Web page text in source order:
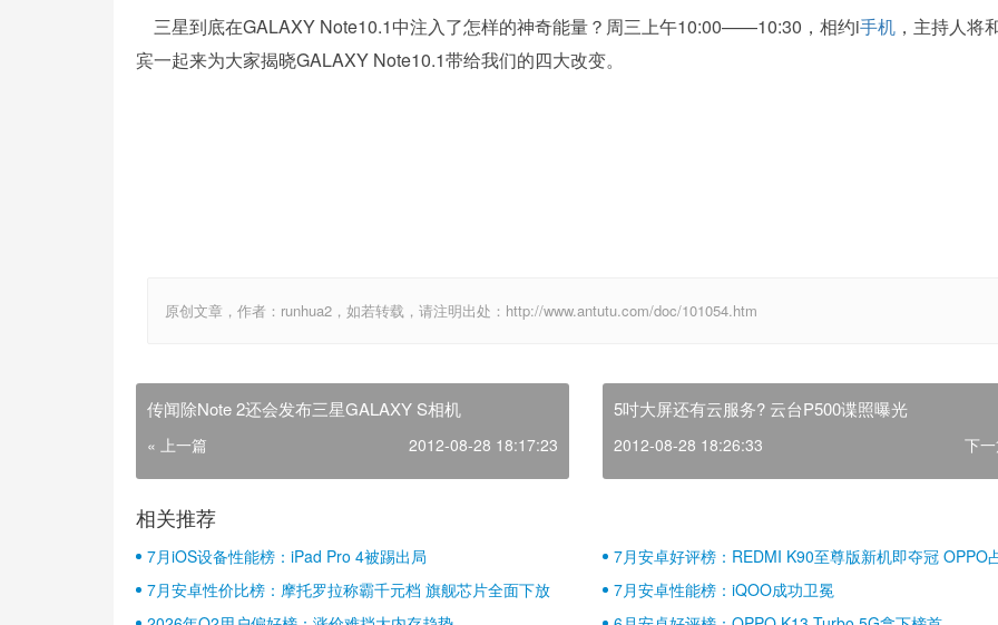
三星到底在GALAXY Note10.1中注入了怎样的神奇能量？周三上午10:00——10:30，相约i手机 ，主持人将
宾一起来为大家揭晓GALAXY Note10.1带给我们的四大改变。
原创文章，作者：runhua2，如若转载，请注明出处：http://www.antutu.com/doc/101054.htm
传闻除Note 2还会发布三星GALAXY S相机
« 上一篇 2012-08-28 18:17:23
5吋大屏还有云服务? 云台P500谍照曝光
2012-08-28 18:26:33 下
相关推荐
7月iOS设备性能榜：iPad Pro 4被踢出局
7月安卓好评榜：REDMI K90至尊版新机即夺冠 OPPO
壁江山
7月安卓性价比榜：摩托罗拉称霸千元档 旗舰芯片全面下放
7月安卓性能榜：iQOO成功卫冕